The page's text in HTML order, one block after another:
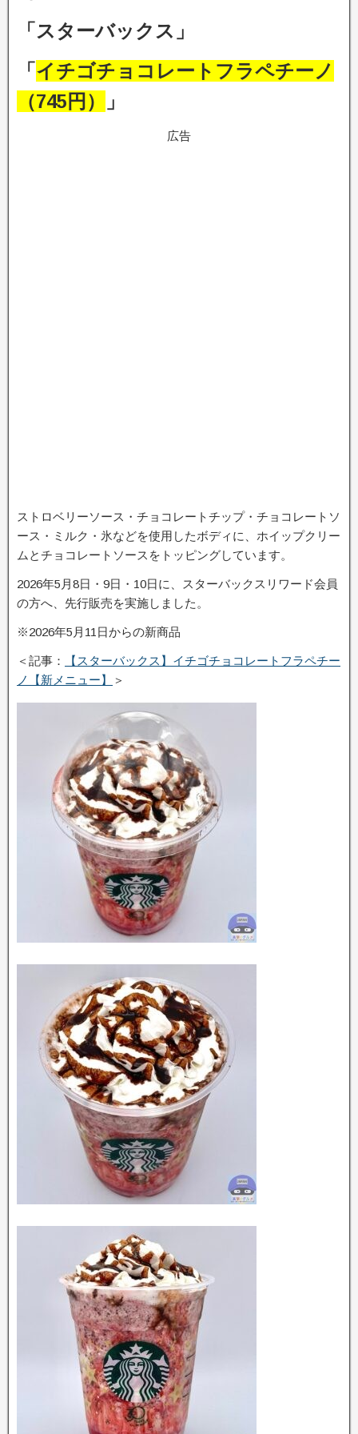
「スターバックス」
「 イチゴチョコレートフラペチーノ
（745円）
」
広告
ストロベリーソース・チョコレートチップ・チョコレートソ
ース・ミルク・氷などを使用したボディに、ホイップクリー
ムとチョコレートソースをトッピングしています。
2026年5月8日・9日・10日に、スターバックスリワード会員
の方へ、先行販売を実施しました。
※2026年5月11日からの新商品
＜記事：
【スターバックス】イチゴチョコレートフラペチー
ノ【新メニュー】
＞